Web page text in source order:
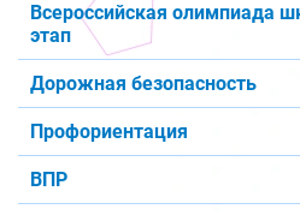
Всероссийская олимпиада
этап
Дорожная безопасность
Профориентация
ВПР